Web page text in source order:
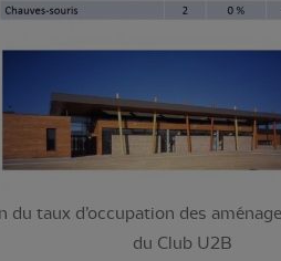
du taux d’occupation des
du Club U2B